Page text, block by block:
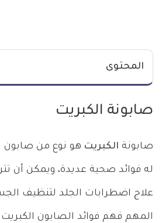
المحتوى
صابونة الكبريت
صابونة الكبريت هو نوع من صابون
له فوائد صحية عديدة، ويمكن أن
علاج اضطرابات الجلد لتنظيف
المهم فهم فوائد الصابون الكبريت